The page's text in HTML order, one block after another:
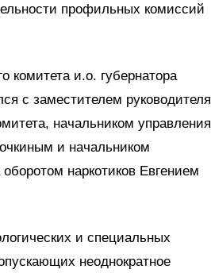
профильных комиссий
комитета и.о. губернатора
с заместителем руководителя
начальником управления
и начальником
наркотиков Евгением
и специальных
неоднократное